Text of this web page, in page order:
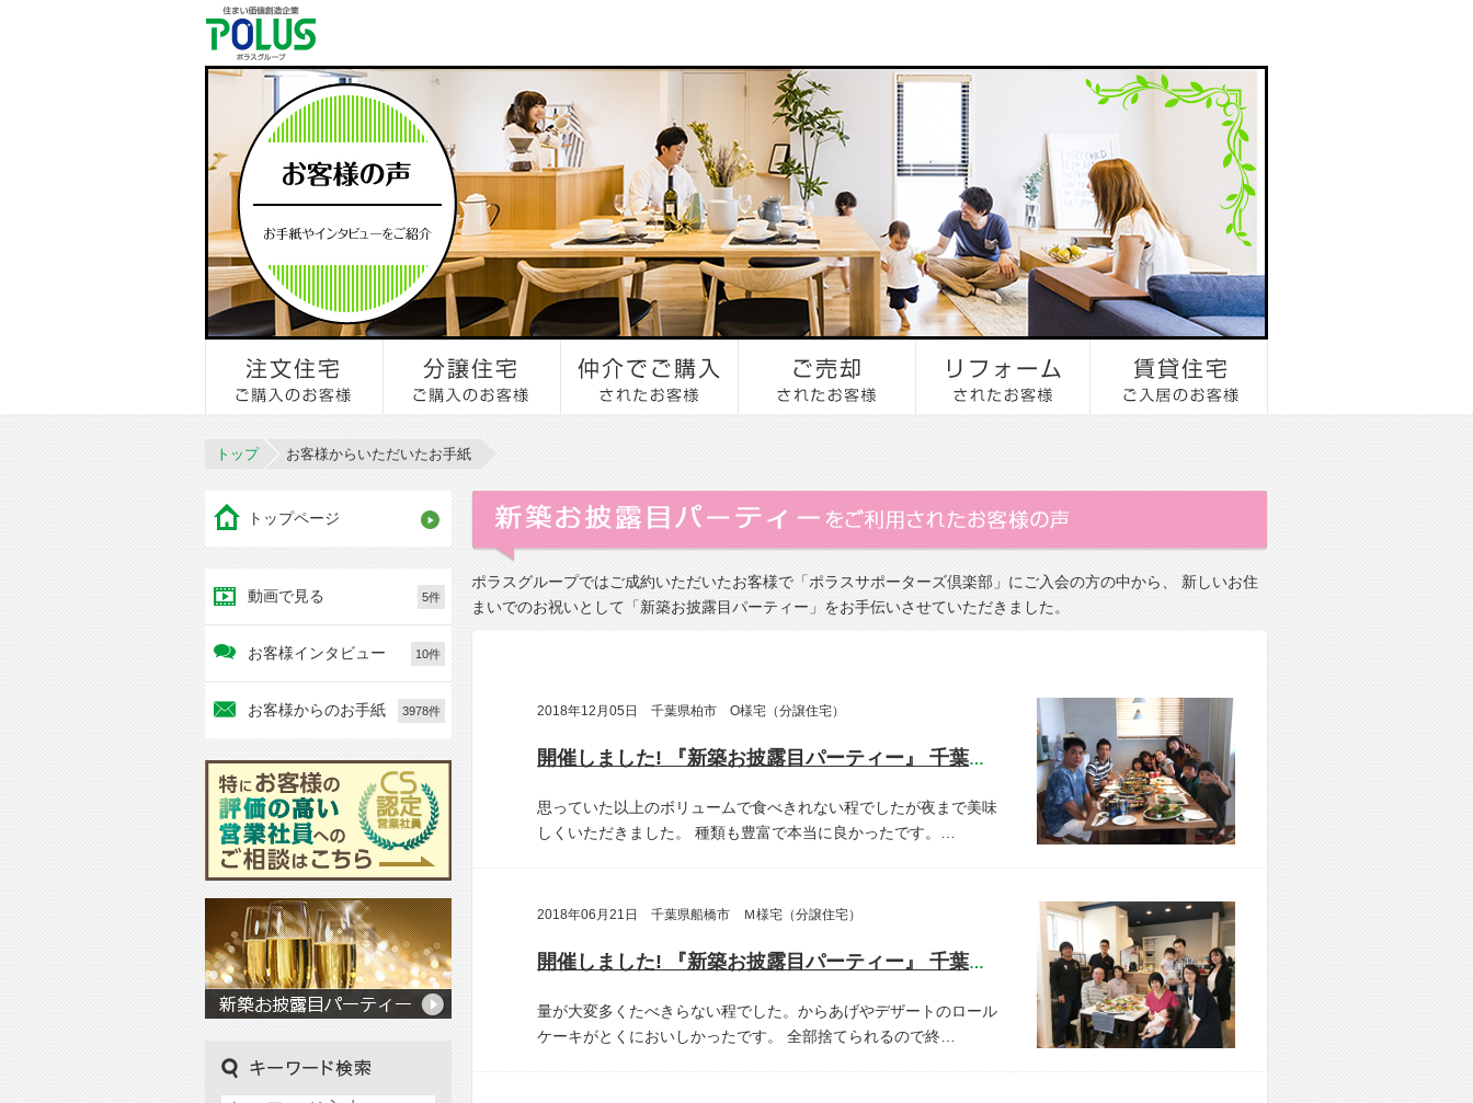
トップ お客様からいただいたお手紙
ポラスグループではご成約いただいたお客様で「ポラスサポーターズ倶楽部」にご入会の方の中から、 新しいお住
まいでのお祝いとして「新築お披露目パーティー」をお手伝いさせていただきました。
2018年12月05日 千葉県柏市 O様宅（分譲住宅）
開催しました! 『新築お披露目パーティー』 千葉県柏市 O様宅
思っていた以上のボリュームで食べきれない程でしたが夜まで美味
しくいただきました。
種類も豊富で本当に良かったです。…
2018年06月21日 千葉県船橋市 Ｍ様宅（分譲住宅）
開催しました! 『新築お披露目パーティー』 千葉県船橋市 M様宅
量が大変多くたべきらない程でした。からあげやデザートのロール
ケーキがとくにおいしかったです。
全部捨てられるので終…
トップページ
動画で見る 5件
お客様インタビュー 10件
お客様からのお手紙 3978件